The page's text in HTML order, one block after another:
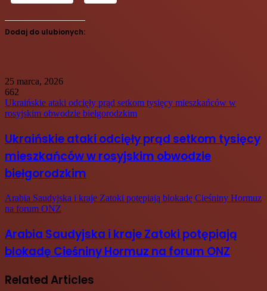
Dodaj do ulubionych:
25 marca, 2026
662
Ukraińskie ataki odcięły prąd setkom tysięcy mieszkańców w
rosyjskim obwodzie biełgorodzkim
Ukraińskie ataki odcięły prąd setkom tysięcy
mieszkańców w rosyjskim obwodzie
biełgorodzkim
Arabia Saudyjska i kraje Zatoki potępiają blokadę Cieśniny Hormuz
na forum ONZ
Arabia Saudyjska i kraje Zatoki potępiają
blokadę Cieśniny Hormuz na forum ONZ
Related Articles